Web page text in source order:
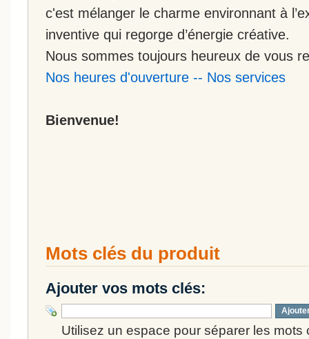
c'est mélanger le charme environnant à
inventive qui regorge d’énergie créative.
Nous sommes toujours heureux de vous
Nos heures d'ouverture -- Nos services
Bienvenue!
Mots clés du produit
Ajouter vos mots clés:
Utilisez un espace pour séparer les mots